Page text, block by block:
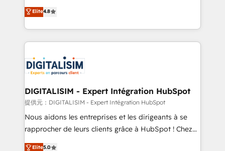
CRM, Solutions Architecture, Onboarding , Data
Migration, Custom Integration & Platform
team of 25+ experts Contact us today to help you
get more from your investment in HubSpot.
HubSpot CRM Partner offering you a roadmap on
maximizing EBITDA and achieving Commercial
Excellence. With our targeted processes, we
strengthen your digital transformation and minimize
Implementation partner, we provide expertise to
drive your business forward. Since 2015 we are fully
dedicated to HubSpot and with an experienced
team (50+), we work with reputable companies in
B2B sectors such as manufacturing, SaaS and
business services. We prepare a customized
impact of your digital transformation, including a
Elite4.8
DIGITALISIM - Expert Intégration HubSpot
提供元：DIGITALISIM - Expert Intégration HubSpot
Nous aidons les entreprises et les dirigeants à se
rapprocher de leurs clients grâce à HubSpot ! Chez
DIGITALISIM, nous avons l'intime conviction que la
Elite5.0